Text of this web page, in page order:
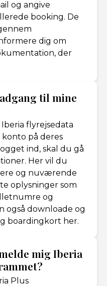
og angive
booking. De
dig om
der
til mine
flyrejsedata
på deres
ind, skal du gå
Her vil du
og nuværende
oplysninger som
og
også downloade og
boardingkort her.
mig Iberia
Plus